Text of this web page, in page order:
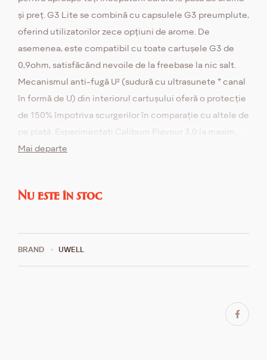
și preț. G3 Lite se combină cu capsulele G3 preumplute,
oferind utilizatorilor zece opțiuni de arome. De
asemenea, este compatibil cu toate cartușele G3 de
0,9ohm, satisfăcând nevoile de la freebase la nic salt.
Mecanismul anti-fugă U² (sudură cu ultrasunete * canal
în formă de U) din interiorul cartușului oferă o protecție
de 150% împotriva scurgerilor în comparație cu altele de
pe piață. Experimentați Caliburn Flavour 3.0 la maxim,
acesta oferă o plăcere a aromei de neegalat în fiecare
privire la încărcarea frecventă.
Mai departe
Nu este în stoc
BRAND UWELL